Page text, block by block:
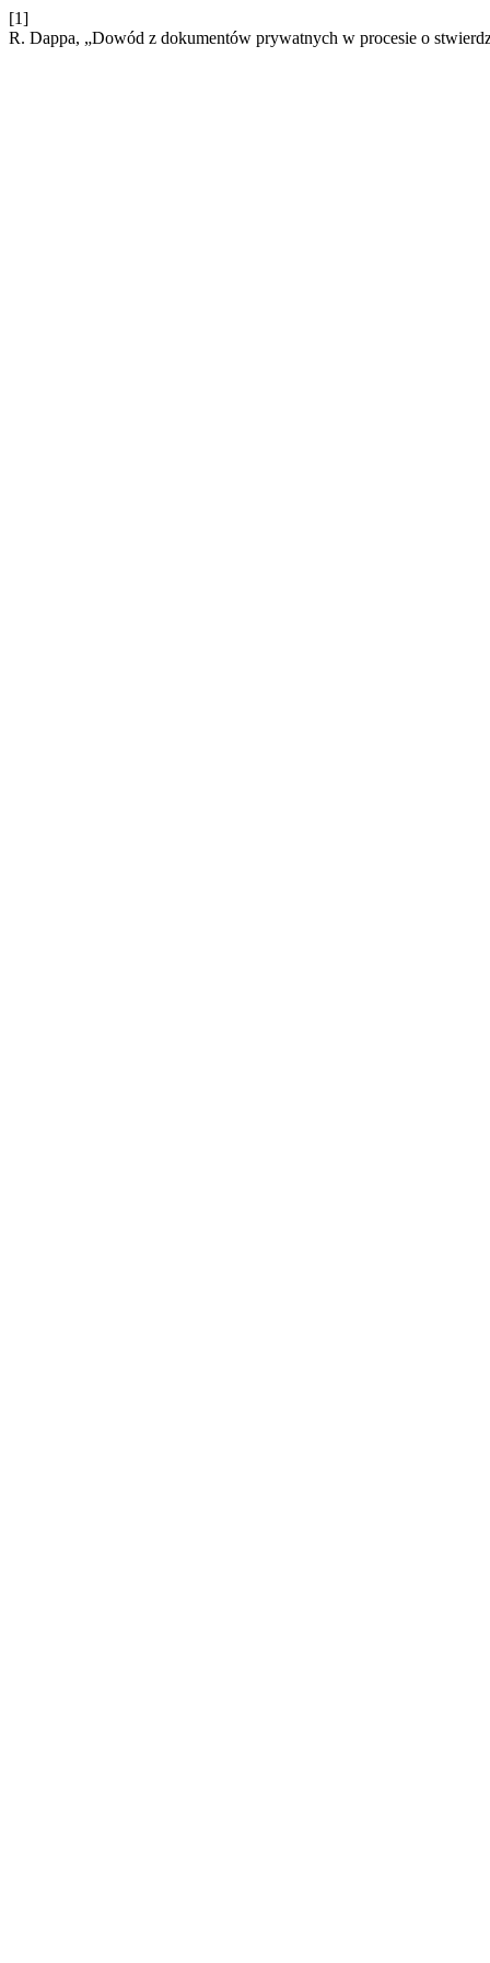
[1]
R. Dappa, „Dowód z dokumentów prywatnych w procesie o